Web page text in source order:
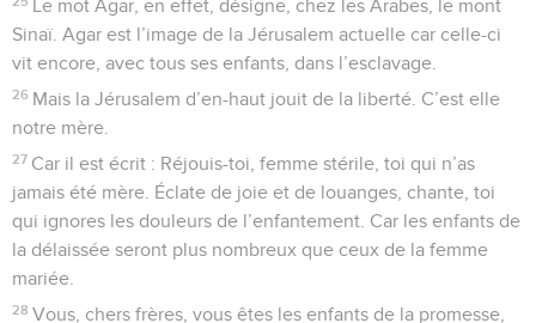
Le mot Agar, en effet, désigne, chez les Arabes, le mont
Sinaï. Agar est l’image de la Jérusalem actuelle car celle-ci
vit encore, avec tous ses enfants, dans l’esclavage.
26 Mais la Jérusalem d’en-haut jouit de la liberté. C’est elle
notre mère.
27 Car il est écrit : Réjouis-toi, femme stérile, toi qui n’as
jamais été mère. Éclate de joie et de louanges, chante, toi
qui ignores les douleurs de l’enfantement. Car les enfants de
la délaissée seront plus nombreux que ceux de la femme
mariée.
28 Vous, chers frères, vous êtes les enfants de la promesse,